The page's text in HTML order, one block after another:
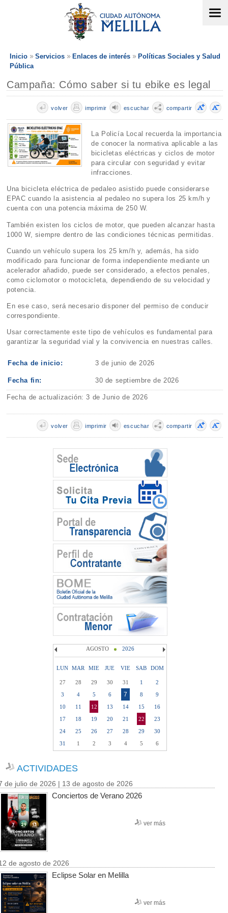
Inicio Servicios Enlaces de interés
Políticas Sociales y Salud
Pública
Campaña: Cómo saber si tu ebike es legal
compartir
escuchar
imprimir
volver
La Policía Local recuerda la importancia
de conocer la normativa aplicable a las
bicicletas eléctricas y ciclos de motor
para circular con seguridad y evitar
infracciones.
Una bicicleta eléctrica de pedaleo asistido puede considerarse
EPAC cuando la asistencia al pedaleo no supera los 25 km/h y
cuenta con una potencia máxima de 250 W.
También existen los ciclos de motor, que pueden alcanzar hasta
1000 W, siempre dentro de las condiciones técnicas permitidas.
Cuando un vehículo supera los 25 km/h y, además, ha sido
modificado para funcionar de forma independiente mediante un
acelerador añadido, puede ser considerado, a efectos penales,
como ciclomotor o motocicleta, dependiendo de su velocidad y
potencia.
En ese caso, será necesario disponer del permiso de conducir
correspondiente.
Usar correctamente este tipo de vehículos es fundamental para
garantizar la seguridad vial y la convivencia en nuestras calles.
Fecha de inicio: 3 de junio de 2026
Fecha fin: 30 de septiembre de 2026
Fecha de actualización: 3 de Junio de 2026
compartir
escuchar
imprimir
volver
AGOSTO 2026
LUN MAR MIE JUE VIE SAB DOM
27 28 29 30 31 1
2
3
4 5 6 7 8
9
10
11 12 13 14 15
16
17
18 19 20 21 22
23
24
25 26 27 28 29
30
31
1 2 3 4 5 6
ACTIVIDADES
de julio de 2026 | 13 de agosto de 2026
Conciertos de Verano 2026
ver más
de agosto de 2026
Eclipse Solar en Melilla
ver más